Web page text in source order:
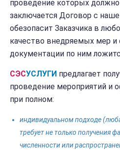
проведение которых
заключается Договор с
обезопасит Заказчика в
качество внедряемых мер
документации по ним
СЭСУСЛУГИ предлагает
проведение мероприятий и
при полном:
индивидуальном подходе
требует не только получения
численности или